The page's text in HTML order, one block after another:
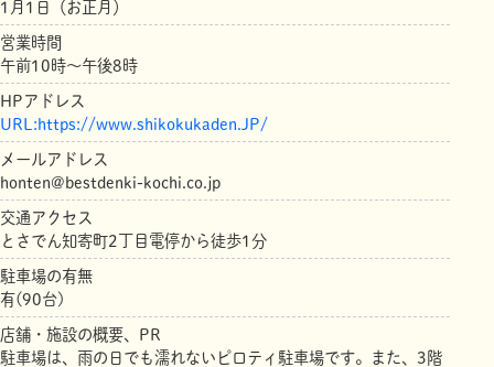
1月1日（お正月）
営業時間
午前10時～午後8時
HPアドレス
URL:https://www.shikokukaden.JP/
メールアドレス
honten@bestdenki-kochi.co.jp
交通アクセス
とさでん知寄町2丁目電停から徒歩1分
駐車場の有無
有(90台)
店舗・施設の概要、PR
駐車場は、雨の日でも濡れないピロティ駐車場です。また、3階